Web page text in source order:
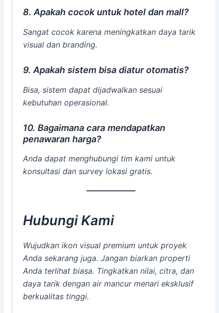
8. Apakah cocok untuk hotel dan mall?
Sangat cocok karena meningkatkan daya tarik
visual dan branding.
9. Apakah sistem bisa diatur otomatis?
Bisa, sistem dapat dijadwalkan sesuai
kebutuhan operasional.
10. Bagaimana cara mendapatkan
penawaran harga?
Anda dapat menghubungi tim kami untuk
konsultasi dan survey lokasi gratis.
Hubungi Kami
Wujudkan ikon visual premium untuk proyek
Anda sekarang juga. Jangan biarkan properti
Anda terlihat biasa. Tingkatkan nilai, citra, dan
daya tarik dengan air mancur menari eksklusif
berkualitas tinggi.